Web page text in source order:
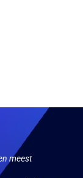
meest